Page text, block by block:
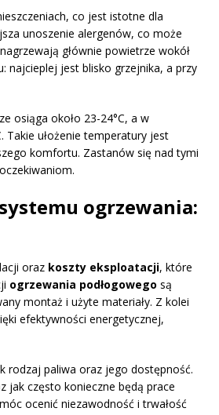
co jest istotne dla
unoszenie alergenów, co może
głównie powietrze wokół
najcieplej jest blisko grzejnika, a przy
osiąga około 23-24°C, a w
Takie ułożenie temperatury jest
komfortu. Zastanów się nad tymi
ogrzewania:
oraz koszty eksploatacji, które
ogrzewania podłogowego są
montaż i użyte materiały. Z kolei
efektywności energetycznej,
rodzaj paliwa oraz jego dostępność.
jak często konieczne będą prace
ocenić niezawodność i trwałość